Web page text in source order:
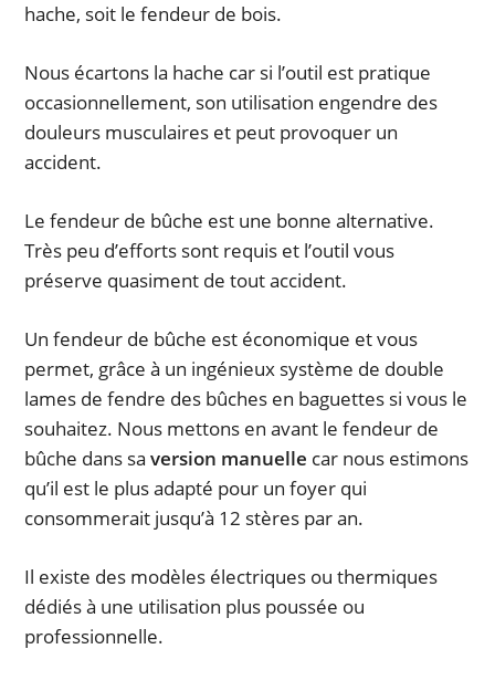
hache, soit le fendeur de bois.
Nous écartons la hache car si l’outil est pratique
occasionnellement, son utilisation engendre des
douleurs musculaires et peut provoquer un
accident.
Le fendeur de bûche est une bonne alternative.
Très peu d’efforts sont requis et l’outil vous
préserve quasiment de tout accident.
Un fendeur de bûche est économique et vous
permet, grâce à un ingénieux système de double
lames de fendre des bûches en baguettes si vous le
souhaitez. Nous mettons en avant le fendeur de
bûche dans saversion manuelle car nous estimons
qu’il est le plus adapté pour un foyer qui
consommerait jusqu’à 12 stères par an.
Il existe des modèles électriques ou thermiques
dédiés à une utilisation plus poussée ou
professionnelle.